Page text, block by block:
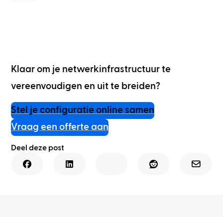
Klaar om je netwerkinfrastructuur te
vereenvoudigen en uit te breiden?
Stel je configuratie online samen
Vraag een offerte aan
Deel deze post